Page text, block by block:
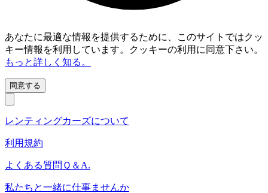
あなたに最適な情報を提供するために、このサイトではクッ
キー情報を利用しています。クッキーの利用に同意下さい。
もっと詳しく知る。
同意する
レンティングカーズについて
利用規約
よくある質問Ｑ＆A.
私たちと一緒に仕事ませんか